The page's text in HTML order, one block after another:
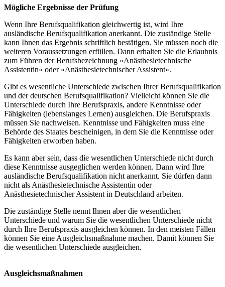
Mögliche Ergebnisse der Prüfung
Wenn Ihre Berufsqualifikation gleichwertig ist, wird Ihre
ausländische Berufsqualifikation anerkannt. Die zuständige Stelle
kann Ihnen das Ergebnis schriftlich bestätigen. Sie müssen noch die
weiteren Voraussetzungen erfüllen. Dann erhalten Sie die Erlaubnis
zum Führen der Berufsbezeichnung »Anästhesietechnische
Assistentin« oder »Anästhesietechnischer Assistent«.
Gibt es wesentliche Unterschiede zwischen Ihrer Berufsqualifikation
und der deutschen Berufsqualifikation? Vielleicht können Sie die
Unterschiede durch Ihre Berufspraxis, andere Kenntnisse oder
Fähigkeiten (lebenslanges Lernen) ausgleichen. Die Berufspraxis
müssen Sie nachweisen. Kenntnisse und Fähigkeiten muss eine
Behörde des Staates bescheinigen, in dem Sie die Kenntnisse oder
Fähigkeiten erworben haben.
Es kann aber sein, dass die wesentlichen Unterschiede nicht durch
diese Kenntnisse ausgeglichen werden können. Dann wird Ihre
ausländische Berufsqualifikation nicht anerkannt. Sie dürfen dann
nicht als Anästhesietechnische Assistentin oder
Anästhesietechnischer Assistent in Deutschland arbeiten.
Die zuständige Stelle nennt Ihnen aber die wesentlichen
Unterschiede und warum Sie die wesentlichen Unterschiede nicht
durch Ihre Berufspraxis ausgleichen können. In den meisten Fällen
können Sie eine Ausgleichsmaßnahme machen. Damit können Sie
die wesentlichen Unterschiede ausgleichen.
Ausgleichsmaßnahmen